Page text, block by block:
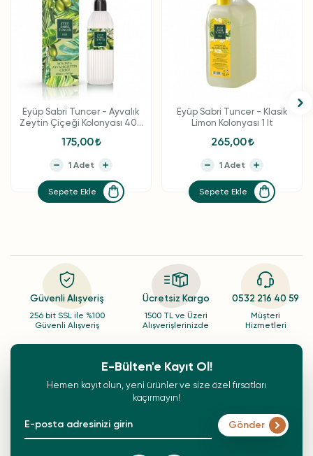
Eyüp Sabri Tuncer - Ayvalık
Zeytin Çiçeği Kolonyası 400
175,00
Sepete Ekle
Eyüp Sabri Tuncer - Klasik
Limon Kolonyası 1 lt
265,00
Sepete Ekle
Güvenli Alışveriş
256 bit SSL ile %100
Güvenli Alışveriş
Ücretsiz Kargo
1500 TL ve Üzeri
Alışverişlerinizde
0532 216 40 59
Müşteri
Hizmetleri
E-Bülten'e Kayıt Ol!
Hemen kayıt olun, yeni ürünler ve size özel fırsatları
kaçırmayın!
Gönder